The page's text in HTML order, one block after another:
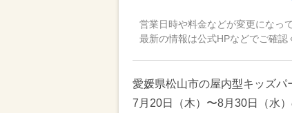
営業日時や料金などが変更になっ
最新の情報は公式HPなどでご確認
愛媛県松山市の屋内型キッズ
7月20日（木）〜8月30日（水